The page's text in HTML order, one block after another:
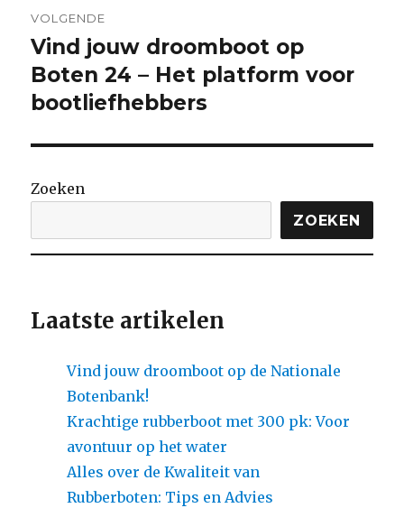
VOLGENDE
Volgende
bericht:
Vind jouw droomboot op
Boten 24 – Het platform voor
bootliefhebbers
Zoeken
ZOEKEN
Laatste artikelen
Vind jouw droomboot op de Nationale
Botenbank!
Krachtige rubberboot met 300 pk: Voor
avontuur op het water
Alles over de Kwaliteit van
Rubberboten: Tips en Advies